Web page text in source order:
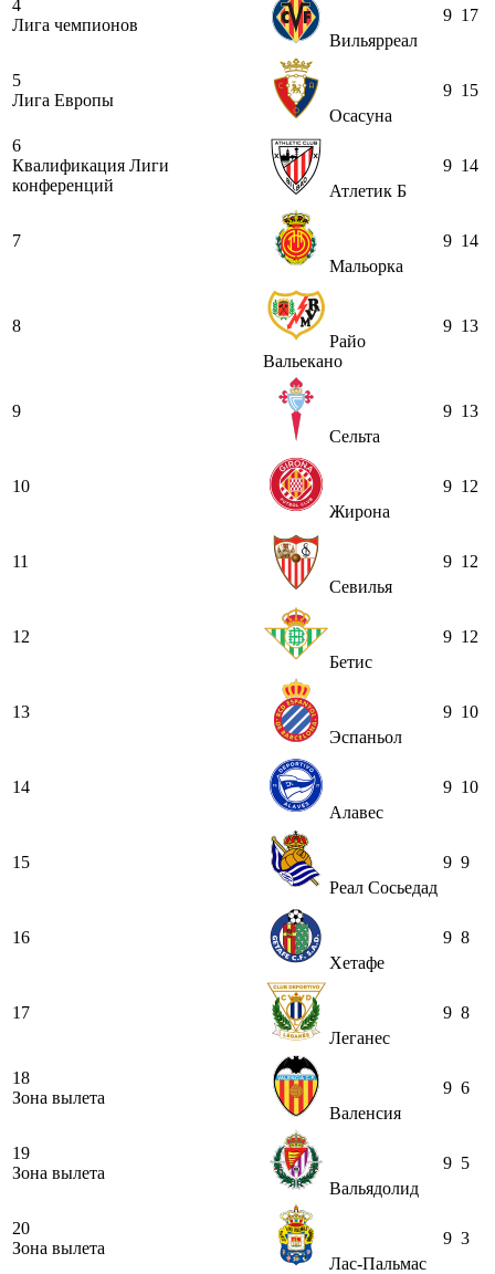
4
Лига чемпионов
Вильярреал
9 17
5
Лига Европы
Осасуна
9 15
6
Квалификация Лиги
конференций
Атлетик Б
9 14
7
Мальорка
9 14
8
Райо
Вальекано
9 13
9
Сельта
9 13
10
Жирона
9 12
11
Севилья
9 12
12
Бетис
9 12
13
Эспаньол
9 10
14
Алавес
9 10
15
Реал Сосьедад
9 9
16
Хетафе
9 8
17
Леганес
9 8
18
Зона вылета
Валенсия
9 6
19
Зона вылета
Вальядолид
9 5
20
Зона вылета
Лас-Пальмас
9 3